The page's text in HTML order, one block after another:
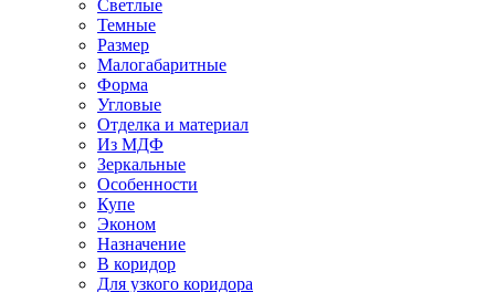
Светлые
Темные
Размер
Малогабаритные
Форма
Угловые
Отделка и материал
Из МДФ
Зеркальные
Особенности
Купе
Эконом
Назначение
В коридор
Для узкого коридора